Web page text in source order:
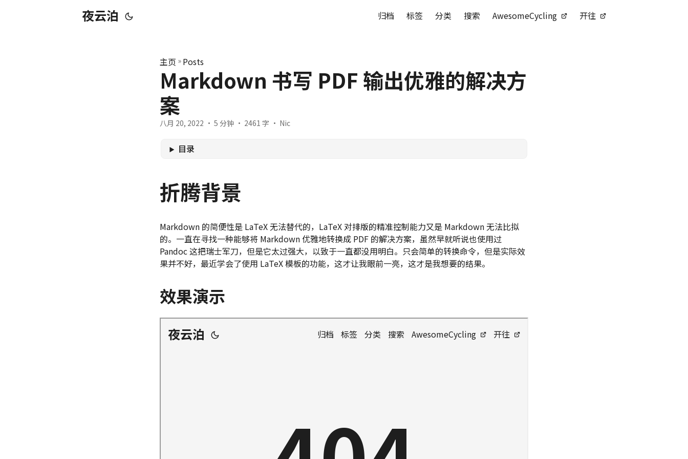
夜云泊 归档 标签 分类 搜索 AwesomeCycling 开往
主页 » Posts
Markdown 书写 PDF 输出优雅的解决方
案
八月 20, 2022 · 5 分钟 · 2461 字 · Nic
目录
折腾背景
Markdown 的简便性是 LaTeX 无法替代的，LaTeX 对排版的精准控制能力又是 Markdown 无法比拟
的。一直在寻找一种能够将 Markdown 优雅地转换成 PDF 的解决方案，虽然早就听说也使用过
Pandoc 这把瑞士军刀，但是它太过强大，以致于一直都没用明白。只会简单的转换命令，但是实际效
果并不好，最近学会了使用 LaTeX 模板的功能，这才让我眼前一亮，这才是我想要的结果。
效果演示